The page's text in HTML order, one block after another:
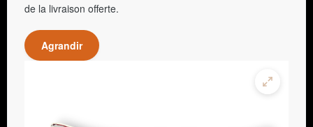
de la livraison offerte.
Agrandir